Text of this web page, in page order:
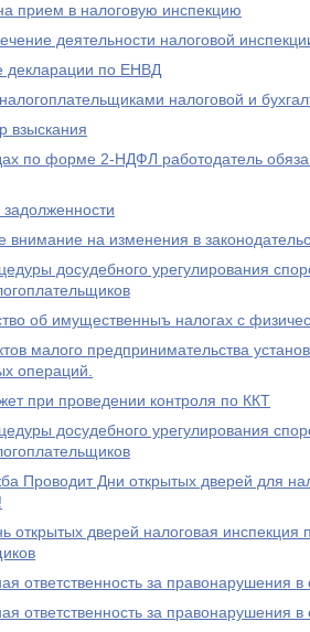
прием в налоговую инспекцию
деятельности налоговой
декларации по ЕНВД
налоговой и
взыскания
по форме 2-НДФЛ работодатель
на изменения в
досудебного урегулирования
об имущественныъ налогах с
малого предпринимательства
операций.
при проведении контроля по ККТ
досудебного урегулирования
Проводит Дни открытых дверей для
открытых дверей налоговая инспекция
ответственность за правонарушения
ответственность за правонарушения